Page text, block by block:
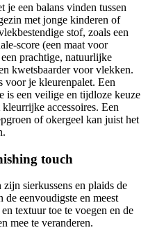
een balans vinden tussen
met jonge kinderen of
stof, zoals een
score (een maat voor
prachtige, natuurlijke
kwetsbaarder voor vlekken.
voor je kleurenpalet. Een
is een veilige en tijdloze keuze
accessoires. Een
of okergeel kan juist het
touch
sierkussens en plaids de
eenvoudigste en meest
textuur toe te voegen en de
mee te veranderen.